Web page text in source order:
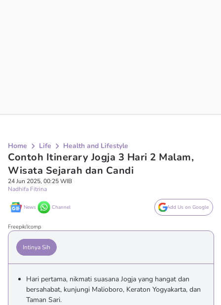
Home Life Health and Lifestyle
Contoh Itinerary Jogja 3 Hari 2 Malam,
Wisata Sejarah dan Candi
24 Jun 2025, 00:25 WIB
Nadhifa Fitrina
News Channel Add Us on Google
Freepik/Jcomp
Intinya Sih
Hari pertama, nikmati suasana Jogja yang hangat dan
bersahabat, kunjungi Malioboro, Keraton Yogyakarta, dan
Taman Sari.